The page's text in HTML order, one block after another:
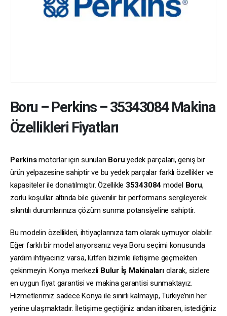
Boru – Perkins–35343084Makina
Özellikleri Fiyatları
Perkinsmotorlar için sunulan Boru yedek parçaları, geniş bir
ürün yelpazesine sahiptir ve bu yedek parçalar farklı özellikler ve
kapasiteler ile donatılmıştır. Özellikle 35343084 model Boru,
zorlu koşullar altında bile güvenilir bir performans sergileyerek
sıkıntılı durumlarınıza çözüm sunma potansiyeline sahiptir.
Bu modelin özellikleri, ihtiyaçlarınıza tam olarak uymuyor olabilir.
Eğer farklı bir model arıyorsanız veya Boru seçimi konusunda
yardım ihtiyacınız varsa, lütfen bizimle iletişime geçmekten
çekinmeyin. Konya merkezli Bulur İş Makinalarıolarak, sizlere
en uygun fiyat garantisi ve makina garantisi sunmaktayız.
Hizmetlerimiz sadece Konya ile sınırlı kalmayıp, Türkiye’nin her
yerine ulaşmaktadır. İletişime geçtiğiniz andan itibaren, istediğiniz